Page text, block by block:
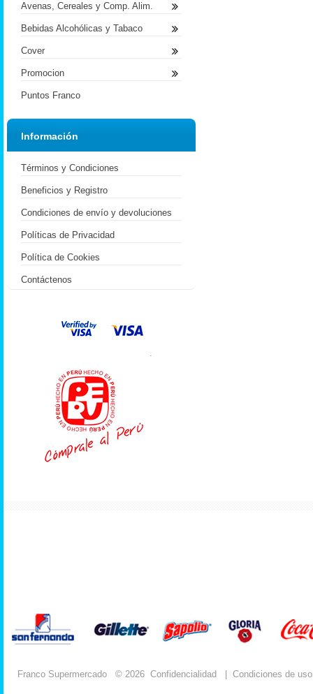
Avenas, Cereales y Comp. Alim.
Bebidas Alcohólicas y Tabaco
Cover
Promocion
Puntos Franco
Información
Términos y Condiciones
Beneficios y Registro
Condiciones de envío y devoluciones
Políticas de Privacidad
Política de Cookies
Contáctenos
.
Franco Supermercado © 2026 Confidencialidad Condiciones de uso